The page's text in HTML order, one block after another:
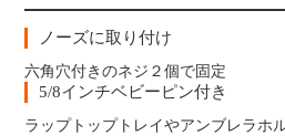
ノーズに取り付け
六角穴付きのネジ２個で固定
5/8インチベビーピン付き
ラップトップトレイやアンブレラホ